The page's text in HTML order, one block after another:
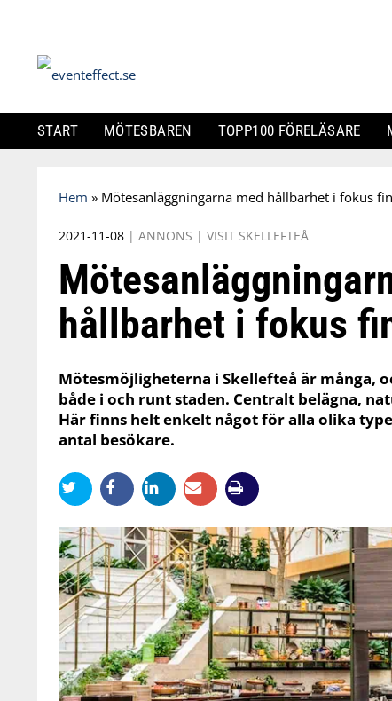
START MÖTESBAREN TOPP100 FÖRELÄSARE
Skip
content
Hem » Mötesanläggningarna med hållbarhet i fokus
2021-11-08 | ANNONS | VISIT SKELLEFTEÅ
hållbarhet i fokus
Mötesmöjligheterna i Skellefteå är många,
både i och runt staden. Centralt belägna,
Här finns helt enkelt något för alla olika
antal besökare.